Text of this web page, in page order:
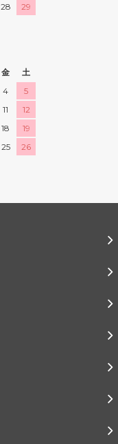
28
29
金
土
4
5
11
12
18
19
25
26